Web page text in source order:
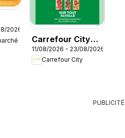
2026
Carrefour City
catalogue
11/08/2026 - 23/08/2026
Carrefour City
PUBLICITÉ